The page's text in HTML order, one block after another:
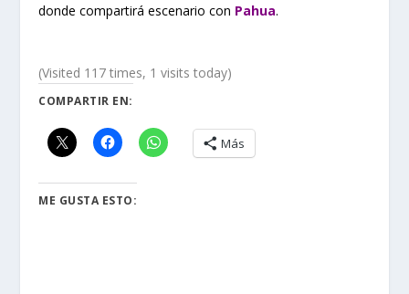
donde compartirá escenario con Pahua.
(Visited 117 times, 1 visits today)
COMPARTIR EN:
Más
ME GUSTA ESTO: